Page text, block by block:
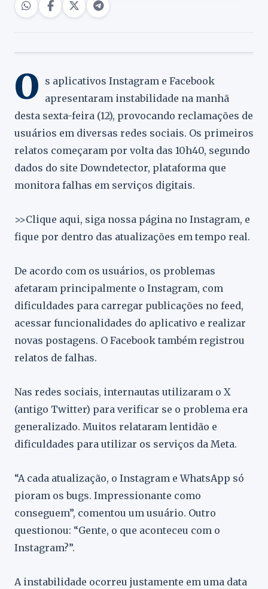
O s aplicativos Instagram e Facebook
apresentaram instabilidade na manhã
desta sexta-feira (12), provocando reclamações de
usuários em diversas redes sociais. Os primeiros
relatos começaram por volta das 10h40, segundo
dados do site Downdetector, plataforma que
monitora falhas em serviços digitais.
>>Clique aqui, siga nossa página no Instagram, e
fique por dentro das atualizações em tempo real.
De acordo com os usuários, os problemas
afetaram principalmente o Instagram, com
dificuldades para carregar publicações no feed,
acessar funcionalidades do aplicativo e realizar
novas postagens. O Facebook também registrou
relatos de falhas.
Nas redes sociais, internautas utilizaram o X
(antigo Twitter) para verificar se o problema era
generalizado. Muitos relataram lentidão e
dificuldades para utilizar os serviços da Meta.
“A cada atualização, o Instagram e WhatsApp só
pioram os bugs. Impressionante como
conseguem”, comentou um usuário. Outro
questionou: “Gente, o que aconteceu com o
Instagram?”.
A instabilidade ocorreu justamente em uma data